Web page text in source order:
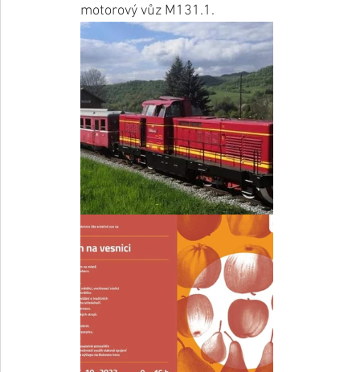
motorový vůz M131.1.